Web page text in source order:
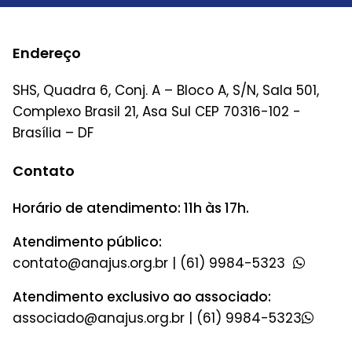
Endereço
SHS, Quadra 6, Conj. A – Bloco A, S/N, Sala 501,
Complexo Brasil 21, Asa Sul CEP 70316-102 -
Brasília – DF
Contato
Horário de atendimento: 11h às 17h.
Atendimento público:
| (61) 9984-5323
Atendimento exclusivo ao associado:
| (61) 9984-5323